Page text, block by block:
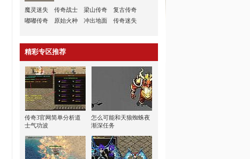
魔灵迷失
传奇战士 梁山传奇
复古传奇
嘟嘟传奇
原始火种 冲出地面 传奇迷失
精彩专区推荐
传奇3官网简单分析道
士气功波
怎么可能和天狼蜘蛛夜
渐深任务